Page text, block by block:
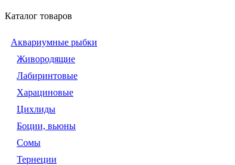
Каталог товаров
Аквариумные рыбки
Живородящие
Лабиринтовые
Харациновые
Цихлиды
Боции, вьюны
Сомы
Тернеции